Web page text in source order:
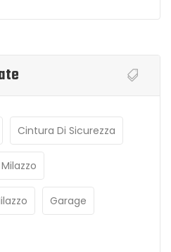
Cintura Di Sicurezza
Garage